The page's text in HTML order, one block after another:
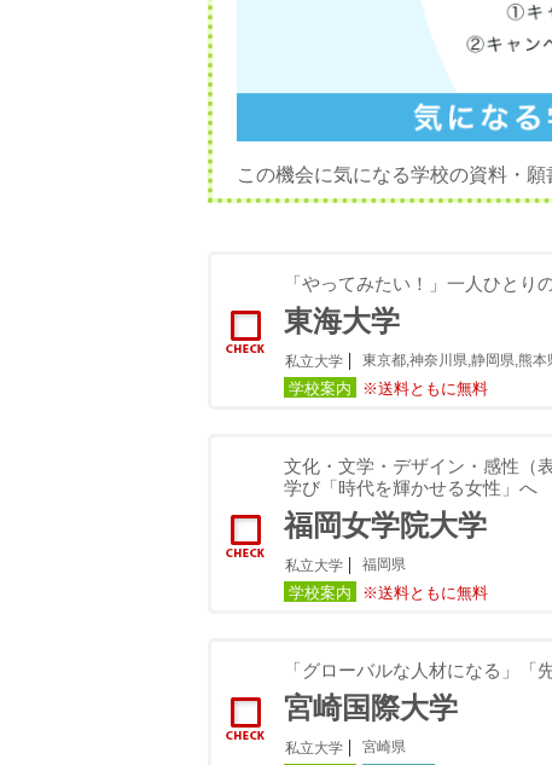
この機会に気になる学校の資料・願
「やってみたい！」一人ひとり
東海大学
私立大学 東京都,神奈川県,静岡県,熊本
学校案内 ※送料ともに無料
文化・文学・デザイン・感性（
学び「時代を輝かせる女性」へ
福岡女学院大学
私立大学 福岡県
学校案内 ※送料ともに無料
「グローバルな人材になる」「
宮崎国際大学
私立大学 宮崎県